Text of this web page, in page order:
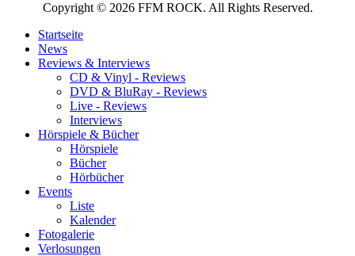
Copyright © 2026 FFM ROCK. All Rights Reserved.
Startseite
News
Reviews & Interviews
CD & Vinyl - Reviews
DVD & BluRay - Reviews
Live - Reviews
Interviews
Hörspiele & Bücher
Hörspiele
Bücher
Hörbücher
Events
Liste
Kalender
Fotogalerie
Verlosungen